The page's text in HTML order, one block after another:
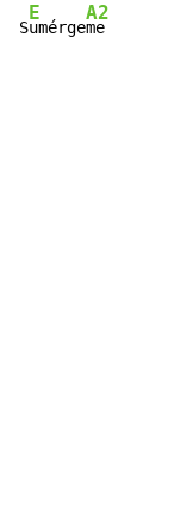
S
E
umérge
A2
me